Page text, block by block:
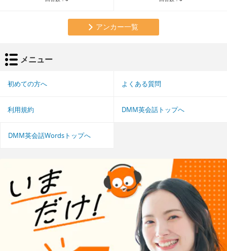
アンカー一覧
メニュー
初めての方へ よくある質問
利用規約 DMM英会話トップへ
DMM英会話Wordsトップへ